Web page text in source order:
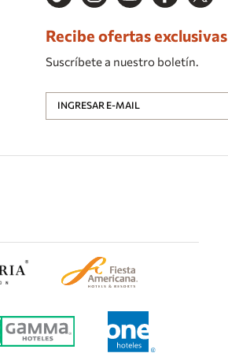
Recibe ofertas exclusivas
Suscríbete a nuestro boletín.